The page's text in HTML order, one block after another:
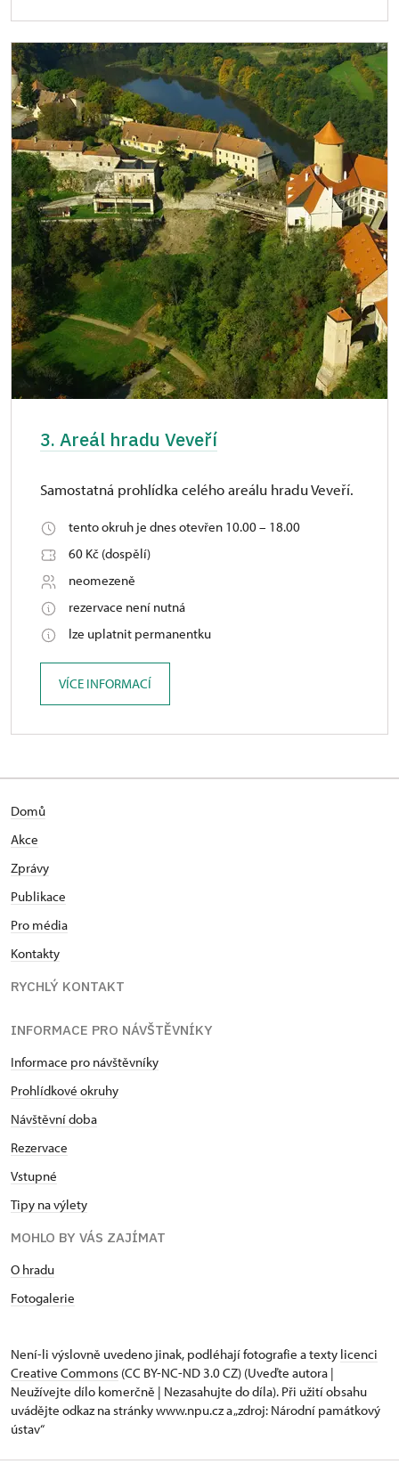
3. Areál hradu Veveří
Samostatná prohlídka celého areálu hradu Veveří.
tento okruh je dnes otevřen 10.00 – 18.00
60 Kč (dospělí)
neomezeně
rezervace není nutná
lze uplatnit permanentku
VÍCE INFORMACÍ
Domů
Akce
Zprávy
Publikace
Pro média
Kontakty
RYCHLÝ KONTAKT
INFORMACE PRO NÁVŠTĚVNÍKY
Informace pro návštěvníky
Prohlídkové okruhy
Návštěvní doba
Rezervace
Vstupné
Tipy na výlety
MOHLO BY VÁS ZAJÍMAT
O hradu
Fotogalerie
Není-li výslovně uvedeno jinak, podléhají fotografie a texty licenci
Creative Commons (CC BY-NC-ND 3.0 CZ) (Uveďte autora |
Neužívejte dílo komerčně | Nezasahujte do díla). Při užití obsahu
uvádějte odkaz na stránky www.npu.cz a „zdroj: Národní památkový
ústav“